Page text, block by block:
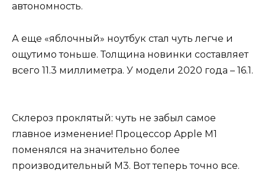
автономность.
А еще «яблочный» ноутбук стал чуть легче и
ощутимо тоньше. Толщина новинки составляет
всего 11.3 миллиметра. У модели 2020 года – 16.1.
Склероз проклятый: чуть не забыл самое
главное изменение! Процессор Apple M1
поменялся на значительно более
производительный M3. Вот теперь точно все.